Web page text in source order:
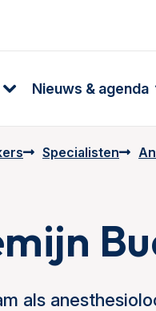
Nieuws & agenda
Specialisten
als